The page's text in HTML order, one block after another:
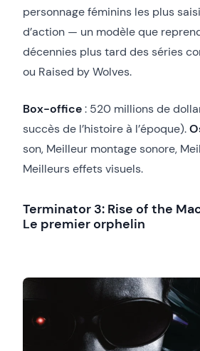
personnage féminins les plus
d’action — un modèle que
décennies plus tard des séries
ou Raised by Wolves.
Box-office: 520 millions de
succès de l’histoire à l’époque).
son, Meilleur montage sonore,
Meilleurs effets visuels.
Terminator 3: Rise of the
Le premier orphelin